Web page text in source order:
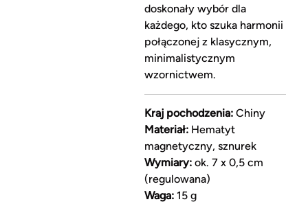
doskonały wybór dla
każdego, kto szuka harmonii
połączonej z klasycznym,
minimalistycznym
wzornictwem.
Kraj pochodzenia:Chiny
Materiał:Hematyt
magnetyczny, sznurek
Wymiary:ok. 7 x 0,5 cm
(regulowana)
Waga:15 g